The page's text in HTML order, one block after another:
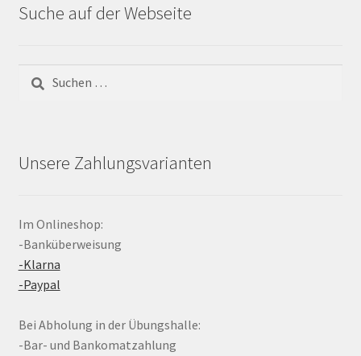
Suche auf der Webseite
nach:
Unsere Zahlungsvarianten
Im Onlineshop:
-Banküberweisung
-Klarna
-Paypal
Bei Abholung in der Übungshalle:
-Bar- und Bankomatzahlung